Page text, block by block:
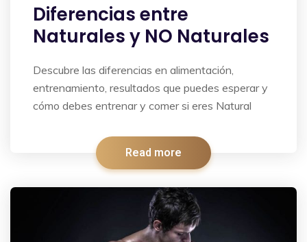
Diferencias entre
Naturales y NO Naturales
Descubre las diferencias en alimentación,
entrenamiento, resultados que puedes esperar y
cómo debes entrenar y comer si eres Natural
Read more